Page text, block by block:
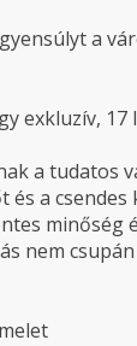
a
exkluzív,
a tudatos
és a
minőség
nem